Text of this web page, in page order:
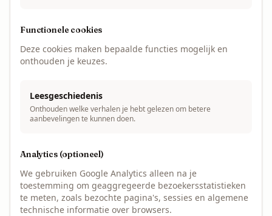
Functionele cookies
Deze cookies maken bepaalde functies mogelijk en
onthouden je keuzes.
Leesgeschiedenis
Onthouden welke verhalen je hebt gelezen om betere
aanbevelingen te kunnen doen.
Analytics (optioneel)
We gebruiken Google Analytics alleen na je
toestemming om geaggregeerde bezoekersstatistieken
te meten, zoals bezochte pagina's, sessies en algemene
technische informatie over browsers.